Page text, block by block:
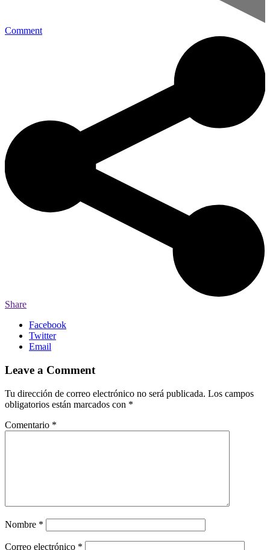
Comment
Share
Facebook
Twitter
Email
Leave a Comment
Tu dirección de correo electrónico no será publicada. Los campos
obligatorios están marcados con *
Comentario *
Nombre *
Correo electrónico *